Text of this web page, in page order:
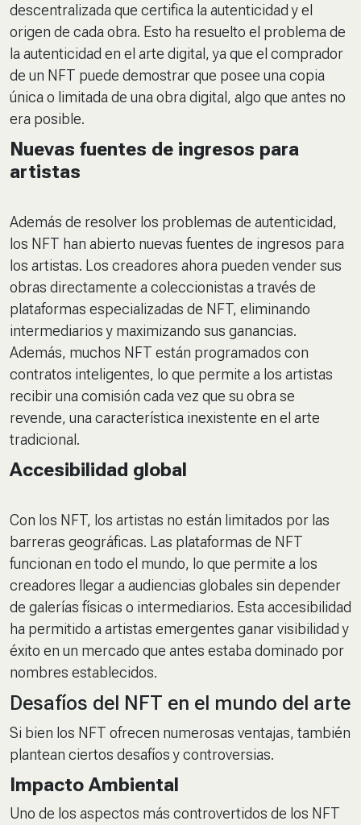
descentralizada que certifica la autenticidad y el
origen de cada obra. Esto ha resuelto el problema de
la autenticidad en el arte digital, ya que el comprador
de un NFT puede demostrar que posee una copia
única o limitada de una obra digital, algo que antes no
era posible.
Nuevas fuentes de ingresos para
artistas
Además de resolver los problemas de autenticidad,
los NFT han abierto nuevas fuentes de ingresos para
los artistas. Los creadores ahora pueden vender sus
obras directamente a coleccionistas a través de
plataformas especializadas de NFT, eliminando
intermediarios y maximizando sus ganancias.
Además, muchos NFT están programados con
contratos inteligentes, lo que permite a los artistas
recibir una comisión cada vez que su obra se
revende, una característica inexistente en el arte
tradicional.
Accesibilidad global
Con los NFT, los artistas no están limitados por las
barreras geográficas. Las plataformas de NFT
funcionan en todo el mundo, lo que permite a los
creadores llegar a audiencias globales sin depender
de galerías físicas o intermediarios. Esta accesibilidad
ha permitido a artistas emergentes ganar visibilidad y
éxito en un mercado que antes estaba dominado por
nombres establecidos.
Desafíos del NFT en el mundo del arte
Si bien los NFT ofrecen numerosas ventajas, también
plantean ciertos desafíos y controversias.
Impacto Ambiental
Uno de los aspectos más controvertidos de los NFT